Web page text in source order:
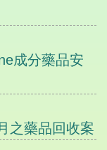
成分藥品安
之藥品回收案